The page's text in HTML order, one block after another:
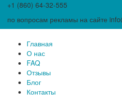
+1 (860) 64-32-555
по вопросам рекламы на сайте
Главная
О нас
FAQ
Отзывы
Блог
Контакты